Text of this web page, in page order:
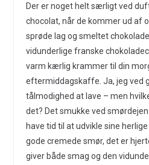
Der er noget helt særligt ved
chocolat, når de kommer ud af
sprøde lag og smeltet
vidunderlige franske
varm kærlig krammer til din
eftermiddagskaffe. Ja, jeg ved
tålmodighed at lave – men
det? Det smukke ved
have tid til at udvikle sine
gode cremede smør, det er
giver både smag og den